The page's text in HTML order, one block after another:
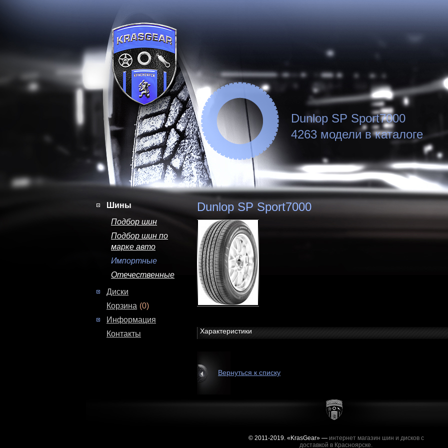
Dunlop SP Sport7000
4263 модели в каталоге
Шины
Подбор шин
Подбор шин по
марке авто
Импортные
Отечественные
Диски
Корзина (0)
Информация
Контакты
Dunlop SP Sport7000
Характеристики
Вернуться к списку
© 2011-2019. «KrasGear» — интернет магазин шин и дисков с
доставкой в Красноярске.